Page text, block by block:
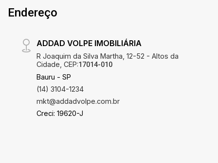
Endereço
ADDAD VOLPE IMOBILIÁRIA
R Joaquim da Silva Martha, 12-52 - Altos da
Cidade, CEP:17014-010
Bauru - SP
(14) 3104-1234
mkt@addadvolpe.com.br
Creci: 19620-J